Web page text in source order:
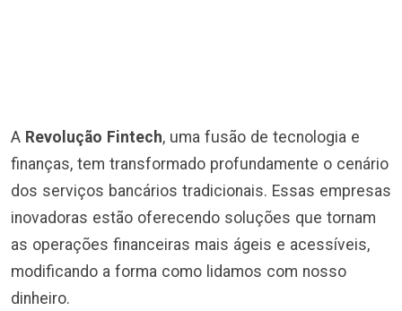
A Revolução Fintech, uma fusão de tecnologia e
finanças, tem transformado profundamente o cenário
dos serviços bancários tradicionais. Essas empresas
inovadoras estão oferecendo soluções que tornam
as operações financeiras mais ágeis e acessíveis,
modificando a forma como lidamos com nosso
dinheiro.